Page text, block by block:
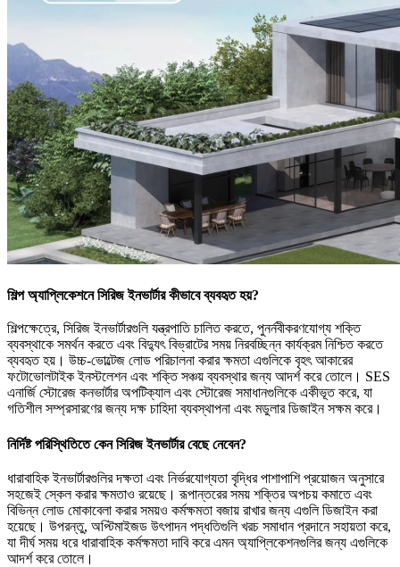
শিল্প অ্যাপ্লিকেশনে সিরিজ ইনভার্টার কীভাবে ব্যবহৃত হয়?
শিল্পক্ষেত্রে, সিরিজ ইনভার্টারগুলি যন্ত্রপাতি চালিত করতে, পুনর্নবীকরণযোগ্য শক্তি
ব্যবস্থাকে সমর্থন করতে এবং বিদ্যুৎ বিভ্রাটের সময় নিরবচ্ছিন্ন কার্যক্রম নিশ্চিত করতে
ব্যবহৃত হয়। উচ্চ-ভোল্টেজ লোড পরিচালনা করার ক্ষমতা এগুলিকে বৃহৎ আকারের
ফটোভোলটাইক ইনস্টলেশন এবং শক্তি সঞ্চয় ব্যবস্থার জন্য আদর্শ করে তোলে। SES
এনার্জি স্টোরেজ কনভার্টার অপটিক্যাল এবং স্টোরেজ সমাধানগুলিকে একীভূত করে, যা
গতিশীল সম্প্রসারণের জন্য দক্ষ চাহিদা ব্যবস্থাপনা এবং মডুলার ডিজাইন সক্ষম করে।
নির্দিষ্ট পরিস্থিতিতে কেন সিরিজ ইনভার্টার বেছে নেবেন?
ধারাবাহিক ইনভার্টারগুলির দক্ষতা এবং নির্ভরযোগ্যতা বৃদ্ধির পাশাপাশি প্রয়োজন অনুসারে
সহজেই স্কেল করার ক্ষমতাও রয়েছে। রূপান্তরের সময় শক্তির অপচয় কমাতে এবং
বিভিন্ন লোড মোকাবেলা করার সময়ও কর্মক্ষমতা বজায় রাখার জন্য এগুলি ডিজাইন করা
হয়েছে। উপরন্তু, অপ্টিমাইজড উৎপাদন পদ্ধতিগুলি খরচ সমাধান প্রদানে সহায়তা করে,
যা দীর্ঘ সময় ধরে ধারাবাহিক কর্মক্ষমতা দাবি করে এমন অ্যাপ্লিকেশনগুলির জন্য এগুলিকে
আদর্শ করে তোলে।